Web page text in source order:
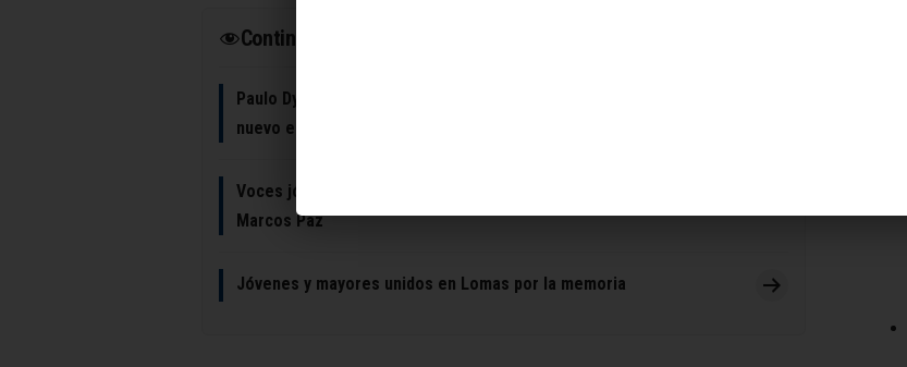
Continuar leyendo
Paulo Dybala: revelaciones sobre Cristiano Ronaldo, su museo y su
nuevo estilo entre pilates y moda
Voces jóvenes, realidades reales llega a la radio y TV pública de
Marcos Paz
Jóvenes y mayores unidos en Lomas por la memoria